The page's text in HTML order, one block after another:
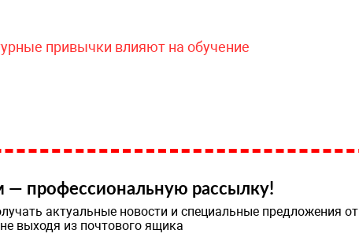
привычки влияют на обучение
— профессиональную рассылку!
актуальные новости и специальные предложения от
выходя из почтового ящика